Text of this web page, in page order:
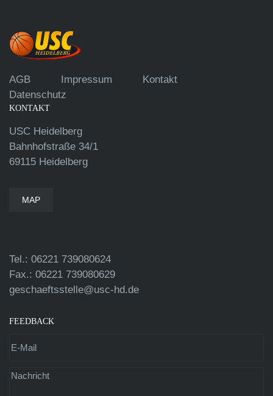
AGB Impressum
Kontakt
Datenschutz
KONTAKT
USC Heidelberg
Bahnhofstraße 34/1
69115 Heidelberg
MAP
Tel.: 06221 739080624
Fax.: 06221 739080629
geschaeftsstelle@usc-hd.de
FEEDBACK